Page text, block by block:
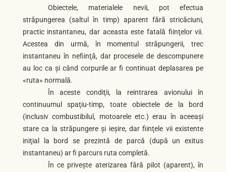
Obiectele, materialele nevii, pot efectua
străpungerea (saltul în timp) aparent fără stricăciuni,
practic instantaneu, dar aceasta este fatală fiinţelor vii.
Acestea din urmă, în momentul străpungerii, trec
instantaneu în nefiinţă, dar procesele de descompunere
au loc ca şi când corpurile ar fi continuat depla­sarea pe
«ruta» normală.
În aceste condiţii, la reintrarea avionului în
continuumul spaţiu-timp, toate obiectele de la bord
(inclusiv combustibilul, motoa­rele etc.) erau în aceeaşi
stare ca la stră­pungere şi ieşire, dar fiinţele vii existente
iniţial la bord se prezintă de parcă (după un exitus
instantaneu) ar fi parcurs ruta completă.
În ce priveşte aterizarea fără pilot (apa­rent), în